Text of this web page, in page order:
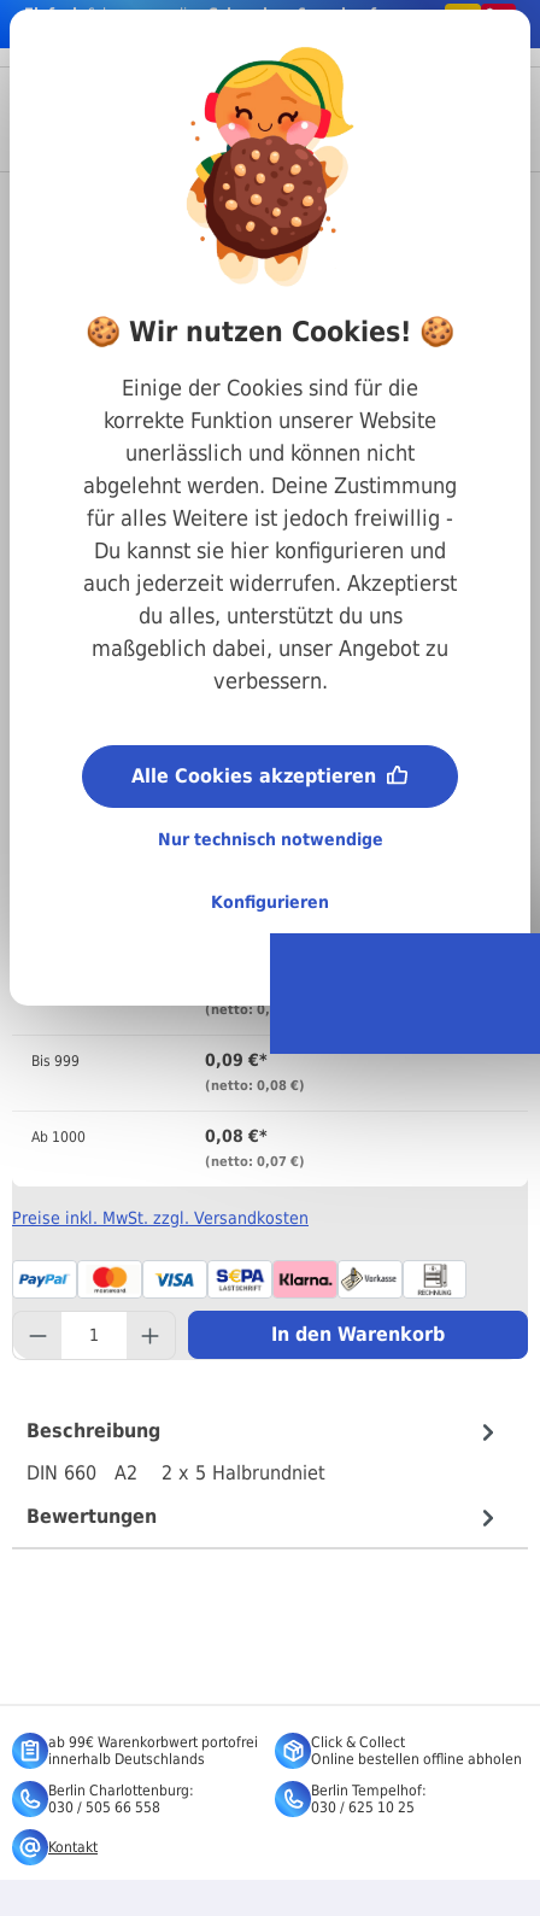
springen
Einfach& bequem onlineSchrauben & co. kaufen
Anmelden
Befestigungstechnik Nägel & Stifte
DIN 660 Halbrundnieten
DIN 660 A2 2 x 5 Halbrundniet
Material:
A2 Edelstahl
4-6 Arbeitstage
Preis pro VPE ( )
(netto: 0,08 €)
Bis 999 0,09 €*
(netto: 0,08 €)
Ab 1000 0,08 €*
(netto: 0,07 €)
Preise inkl. MwSt. zzgl. Versandkosten
In den Warenkorb
Beschreibung
DIN 660 A2 2 x 5 Halbrundniet
Bewertungen
ab 99€ Warenkorbwert portofrei
innerhalb Deutschlands
Click & Collect
Online bestellen offline abholen
Berlin Charlottenburg:
030 / 505 66 558
Berlin Tempelhof:
030 / 625 10 25
Kontakt
🍪 Wir nutzen Cookies! 🍪
Einige der Cookies sind für die
korrekte Funktion unserer Website
unerlässlich und können nicht
abgelehnt werden. Deine Zustimmung
für alles Weitere ist jedoch freiwillig -
Du kannst sie hier konfigurieren und
auch jederzeit widerrufen. Akzeptierst
du alles, unterstützt du uns
maßgeblich dabei, unser Angebot zu
verbessern.
Alle Cookies akzeptieren
Nur technisch notwendige
Konfigurieren